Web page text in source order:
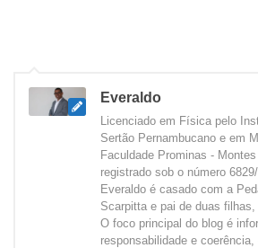
Everaldo
Licenciado em Física pelo
Sertão Pernambucano e em
Faculdade Prominas -
registrado sob o número
Everaldo é casado com a
Scarpitta e pai de duas filhas,
O foco principal do blog é
responsabilidade e